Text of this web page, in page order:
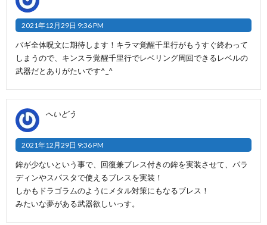
2021年12月29日 9:36 PM
バギ全体呪文に期待します！キラマ覚醒千里行がもうすぐ終わって
しまうので、キンスラ覚醒千里行でレベリング周回できるレベルの
武器だとありがたいです^_^
へいどう
2021年12月29日 9:36 PM
鉾が少ないという事で、回復兼ブレス付きの鉾を実装させて、パラ
ディンやスパスタで使えるブレスを実装！
しかもドラゴラムのようにメタル対策にもなるブレス！
みたいな夢がある武器欲しいっす。